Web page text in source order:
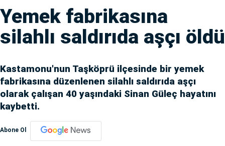
Yemek fabrikasına
silahlı saldırıda aşçı öldü
Kastamonu'nun Taşköprü ilçesinde bir yemek
fabrikasına düzenlenen silahlı saldırıda aşçı
olarak çalışan 40 yaşındaki Sinan Güleç hayatını
kaybetti.
Abone Ol